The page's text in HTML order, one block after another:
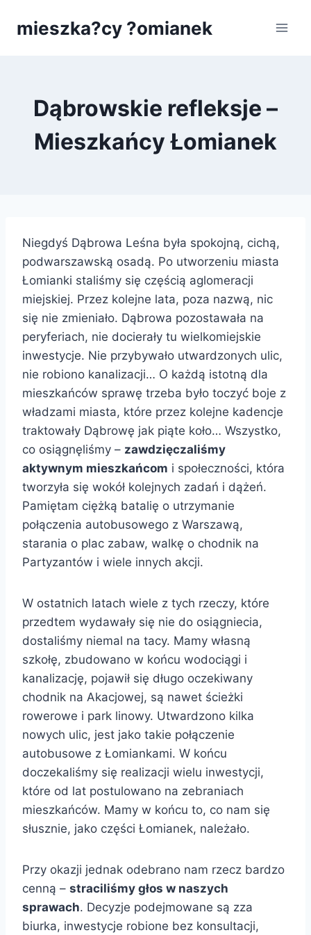
mieszka?cy ?omianek
Dąbrowskie refleksje –
Mieszkańcy Łomianek
Niegdyś Dąbrowa Leśna była spokojną, cichą,
podwarszawską osadą. Po utworzeniu miasta
Łomianki staliśmy się częścią aglomeracji
miejskiej. Przez kolejne lata, poza nazwą, nic
się nie zmieniało. Dąbrowa pozostawała na
peryferiach, nie docierały tu wielkomiejskie
inwestycje. Nie przybywało utwardzonych ulic,
nie robiono kanalizacji… O każdą istotną dla
mieszkańców sprawę trzeba było toczyć boje z
władzami miasta, które przez kolejne kadencje
traktowały Dąbrowę jak piąte koło… Wszystko,
co osiągnęliśmy – zawdzięczaliśmy
aktywnym mieszkańcom i społeczności, która
tworzyła się wokół kolejnych zadań i dążeń.
Pamiętam ciężką batalię o utrzymanie
połączenia autobusowego z Warszawą,
starania o plac zabaw, walkę o chodnik na
Partyzantów i wiele innych akcji.
W ostatnich latach wiele z tych rzeczy, które
przedtem wydawały się nie do osiągniecia,
dostaliśmy niemal na tacy. Mamy własną
szkołę, zbudowano w końcu wodociągi i
kanalizację, pojawił się długo oczekiwany
chodnik na Akacjowej, są nawet ścieżki
rowerowe i park linowy. Utwardzono kilka
nowych ulic, jest jako takie połączenie
autobusowe z Łomiankami. W końcu
doczekaliśmy się realizacji wielu inwestycji,
które od lat postulowano na zebraniach
mieszkańców. Mamy w końcu to, co nam się
słusznie, jako części Łomianek, należało.
Przy okazji jednak odebrano nam rzecz bardzo
cenną – straciliśmy głos w naszych
sprawach. Decyzje podejmowane są zza
biurka, inwestycje robione bez konsultacji,